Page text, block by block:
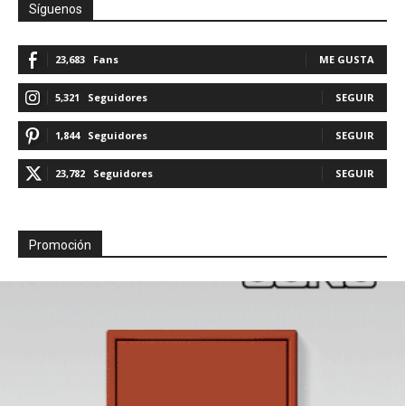
Síguenos
23,683 Fans ME GUSTA
5,321 Seguidores SEGUIR
1,844 Seguidores SEGUIR
23,782 Seguidores SEGUIR
Promoción